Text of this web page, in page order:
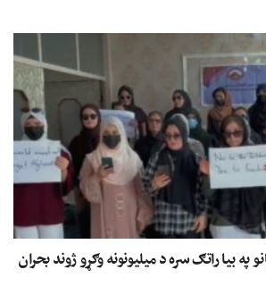
بیا راتګ سره د میلیونونه وګړو ژوند بحران